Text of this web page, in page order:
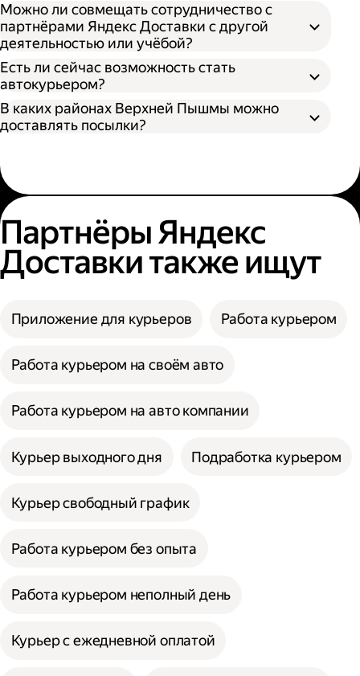
Можно ли совмещать сотрудничество с
партнёрами Яндекс Доставки с другой
деятельностью или учёбой?
Есть ли сейчас возможность стать
автокурьером?
В каких районах Верхней Пышмы можно
доставлять посылки?
Партнёры Яндекс
Доставки также ищут
Приложение для курьеров Работа курьером
Работа курьером на своём авто
Работа курьером на авто компании
Курьер выходного дня Подработка курьером
Курьер свободный график
Работа курьером без опыта
Работа курьером неполный день
Курьер с ежедневной оплатой